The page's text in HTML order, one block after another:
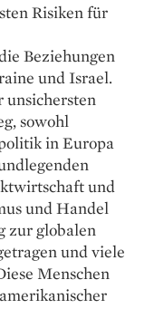
Risiken für
Beziehungen
und Israel.
unsichersten
sowohl
in Europa
und
und Handel
zur globalen
und viele
Menschen